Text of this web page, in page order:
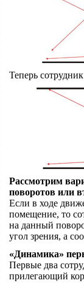
Теперь
Рассмотрим
поворотов или
Если в ходе
помещение, то
на данный
угол зрения, а
«Динамика»
Первые два
прилегающий